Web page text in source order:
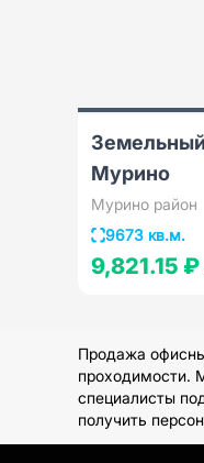
Мурино
Мурино район
9673 кв.м.
9,821.15 ₽
Продажа
проходимости.
специалисты
получить